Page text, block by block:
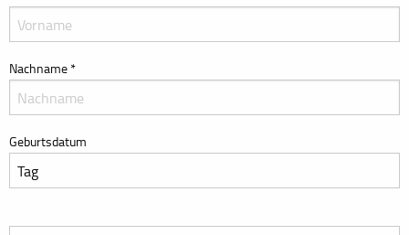
Nachname *
Geburtsdatum